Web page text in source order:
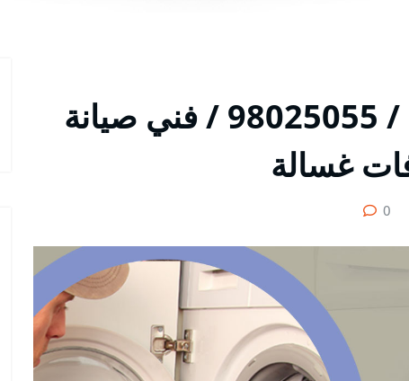
تصليح غسالات القرين / 98025055 / فني صيانة
غسالة
0